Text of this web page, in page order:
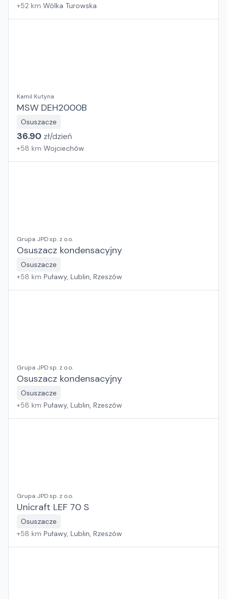
+52 km Wólka Turowska
Kamil Kutyna
MSW DEH2000B
Osuszacze
36.90 zł/dzień
+58 km Wojciechów
Grupa JPD sp. z o.o.
Osuszacz kondensacyjny
Osuszacze
+58 km Puławy, Lublin, Rzeszów
Grupa JPD sp. z o.o.
Osuszacz kondensacyjny
Osuszacze
+58 km Puławy, Lublin, Rzeszów
Grupa JPD sp. z o.o.
Unicraft LEF 70 S
Osuszacze
+58 km Puławy, Lublin, Rzeszów